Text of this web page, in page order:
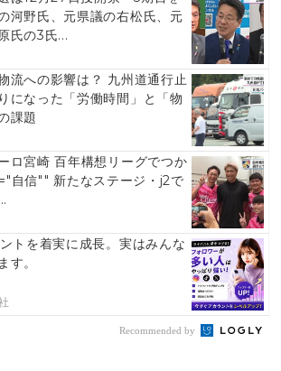
河野氏、元県議の右松氏、元
氏の3氏...
流への影響は？ 九州道通行止
になった「労働時間」と「物
課題
ロ宮崎 百年構想リーグでつか
自信"" 新たなステージ・j2で
トを着実に成長。実はみんな
す。
Recommended by